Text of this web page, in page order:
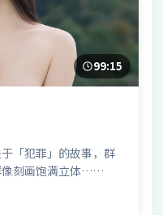
99:15
「犯罪」的故事，群
像刻画饱满立体……